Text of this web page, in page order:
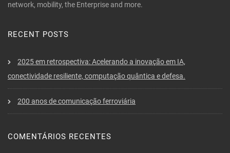
network, mobility, the Enterprise and more.
RECENT POSTS
2025 em retrospectiva: Acelerando a inovação em IA,
conectividade resiliente, computação quântica e defesa.
200 anos de comunicação ferroviária
COMENTÁRIOS RECENTES